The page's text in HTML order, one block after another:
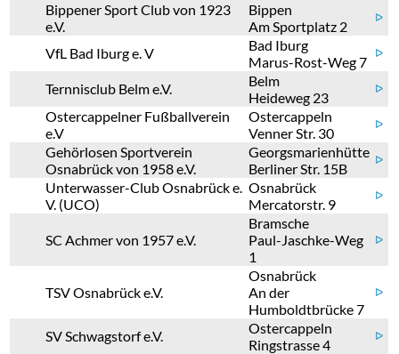
Bippener Sport Club von 1923
e.V.
Bippen
Am Sportplatz 2
ᐅ
VfL Bad Iburg e. V
Bad Iburg
Marus-Rost-Weg 7
ᐅ
Ternnisclub Belm e.V.
Belm
Heideweg 23
ᐅ
Ostercappelner Fußballverein
e.V
Ostercappeln
Venner Str. 30
ᐅ
Gehörlosen Sportverein
Osnabrück von 1958 e.V.
Georgsmarienhütte
Berliner Str. 15B
ᐅ
Unterwasser-Club Osnabrück e.
V. (UCO)
Osnabrück
Mercatorstr. 9
ᐅ
SC Achmer von 1957 e.V.
Bramsche
Paul-Jaschke-Weg
1
ᐅ
TSV Osnabrück e.V.
Osnabrück
An der
Humboldtbrücke 7
ᐅ
SV Schwagstorf e.V.
Ostercappeln
Ringstrasse 4
ᐅ